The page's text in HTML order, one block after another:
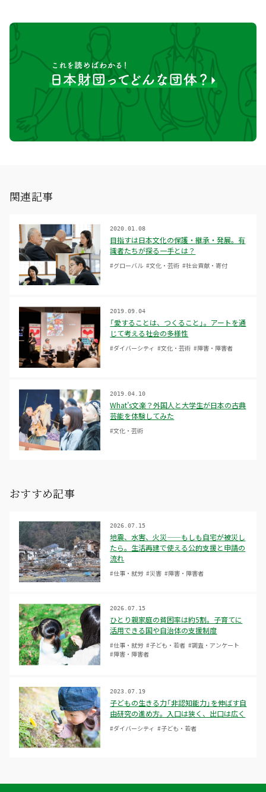
関連記事
目指すは日本文化の保護・継承・発展。有
識者たちが探る一手とは？
2020.01.08
#グローバル #文化・芸術 #社会貢献・寄付
「愛することは、つくること」。アートを通
じて考える社会の多様性
2019.09.04
#ダイバーシティ #文化・芸術 #障害・障害者
What’s文楽？外国人と大学生が日本の古典
芸能を体験してみた
2019.04.10
#文化・芸術
おすすめ記事
地震、水害、火災——もしも自宅が被災し
たら。生活再建で使える公的支援と申請の
流れ
2026.07.15
#仕事・就労 #災害 #障害・障害者
ひとり親家庭の貧困率は約5割。子育てに
活用できる国や自治体の支援制度
2026.07.15
#仕事・就労 #子ども・若者 #調査・アンケート
#障害・障害者
子どもの生きる力「非認知能力」を伸ばす自
由研究の進め方。入口は狭く、出口は広く
2023.07.19
#ダイバーシティ #子ども・若者